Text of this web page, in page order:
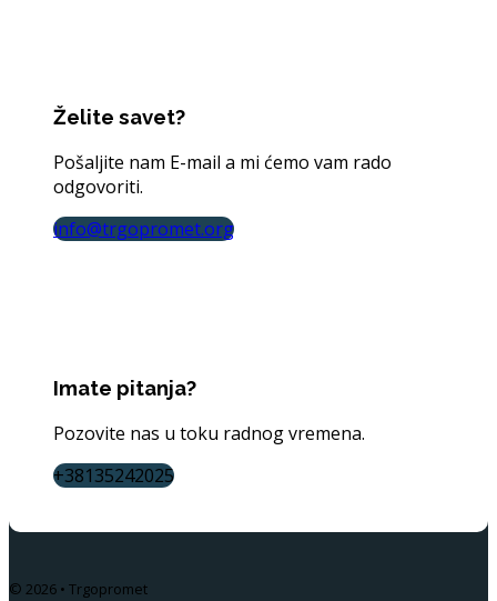
Želite savet?
Pošaljite nam E-mail a mi ćemo vam rado
odgovoriti.
info@trgopromet.org
Imate pitanja?
Pozovite nas u toku radnog vremena.
+38135242025
© 2026 • Trgopromet